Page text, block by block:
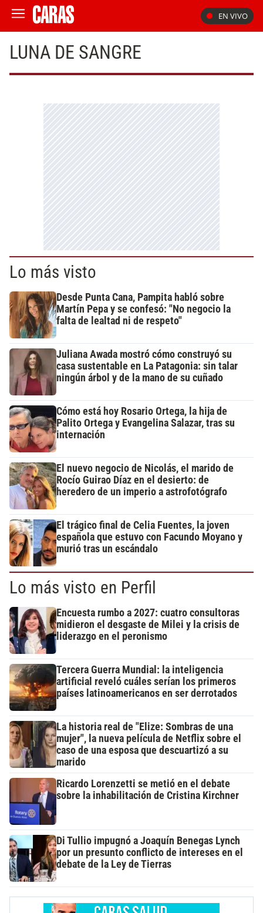
EN VIVO
LUNA DE SANGRE
Lo más visto
Desde Punta Cana, Pampita habló sobre
Martín Pepa y se confesó: "No negocio la
falta de lealtad ni de respeto"
Juliana Awada mostró cómo construyó su
casa sustentable en La Patagonia: sin talar
ningún árbol y de la mano de su cuñado
Cómo está hoy Rosario Ortega, la hija de
Palito Ortega y Evangelina Salazar, tras su
internación
El nuevo negocio de Nicolás, el marido de
Rocío Guirao Díaz en el desierto: de
heredero de un imperio a astrofotógrafo
El trágico final de Celia Fuentes, la joven
española que estuvo con Facundo Moyano y
murió tras un escándalo
Lo más visto en Perfil
Encuesta rumbo a 2027: cuatro consultoras
midieron el desgaste de Milei y la crisis de
liderazgo en el peronismo
Tercera Guerra Mundial: la inteligencia
artificial reveló cuáles serían los primeros
países latinoamericanos en ser derrotados
La historia real de "Elize: Sombras de una
mujer", la nueva película de Netflix sobre el
caso de una esposa que descuartizó a su
marido
Ricardo Lorenzetti se metió en el debate
sobre la inhabilitación de Cristina Kirchner
Di Tullio impugnó a Joaquín Benegas Lynch
por un presunto conflicto de intereses en el
debate de la Ley de Tierras